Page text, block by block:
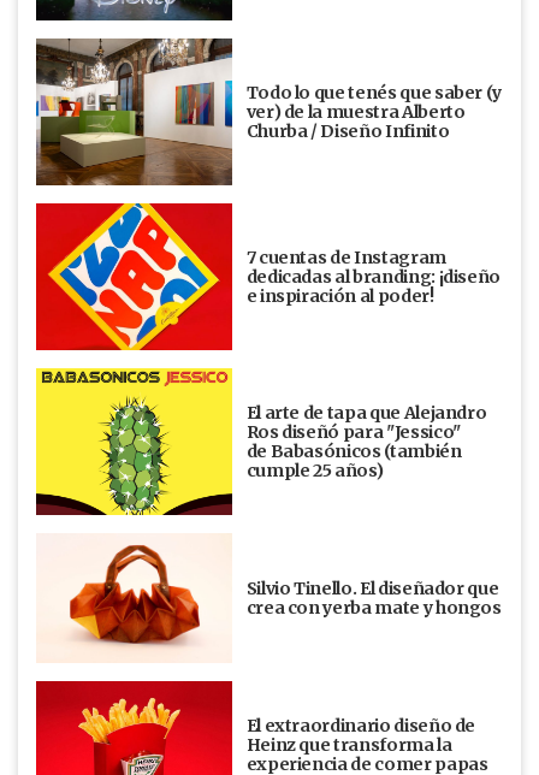
Todo lo que tenés que saber (y
ver) de la muestra Alberto
Churba / Diseño Infinito
7 cuentas de Instagram
dedicadas al branding: ¡diseño
e inspiración al poder!
El arte de tapa que Alejandro
Ros diseñó para "Jessico"
de Babasónicos (también
cumple 25 años)
Silvio Tinello. El diseñador que
crea con yerba mate y hongos
El extraordinario diseño de
Heinz que transforma la
experiencia de comer papas